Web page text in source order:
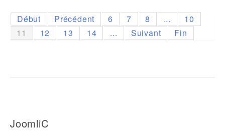
Début Précédent 6 7 8 ...
10
11
12 13 14 ... Suivant Fin
JoomliC